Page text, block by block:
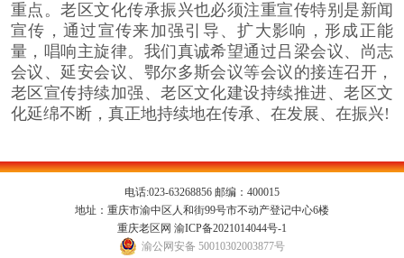
重点。老区文化传承振兴也必须注重宣传特别是新闻
宣传，通过宣传来加强引导、扩大影响，形成正能
量，唱响主旋律。我们真诚希望通过吕梁会议、尚志
会议、延安会议、鄂尔多斯会议等会议的接连召开，
老区宣传持续加强、老区文化建设持续推进、老区文
化延绵不断，真正地持续地在传承、在发展、在振兴!
电话:023-63268856 邮编：400015
地址：重庆市渝中区人和街99号市不动产登记中心6楼
重庆老区网 渝ICP备2021014044号-1
渝公网安备 50010302003877号